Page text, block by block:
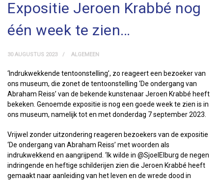
Expositie Jeroen Krabbé nog
één week te zien…
30 AUGUSTUS 2023 ALGEMEEN
‘Indrukwekkende tentoonstelling’, zo reageert een bezoeker van
ons museum, die zonet de tentoonstelling ‘De ondergang van
Abraham Reiss’ van de bekende kunstenaar Jeroen Krabbé heeft
bekeken. Genoemde expositie is nog een goede week te zien is in
ons museum, namelijk tot en met donderdag 7 september 2023.
Vrijwel zonder uitzondering reageren bezoekers van de expositie
‘De ondergang van Abraham Reiss’ met woorden als
indrukwekkend en aangrijpend. ‘Ik wilde in @SjoelElburg de negen
indringende en heftige schilderijen zien die Jeroen Krabbé heeft
gemaakt naar aanleiding van het leven en de wrede dood in